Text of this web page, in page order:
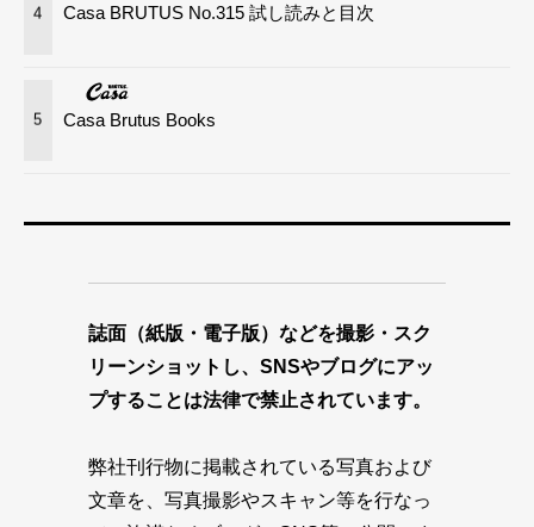
4 Casa BRUTUS No.315 試し読みと目次
5 Casa Brutus Books
誌面（紙版・電子版）などを撮影・スク
リーンショットし、SNSやブログにアッ
プすることは法律で禁止されています。
弊社刊行物に掲載されている写真および
文章を、写真撮影やスキャン等を行なっ